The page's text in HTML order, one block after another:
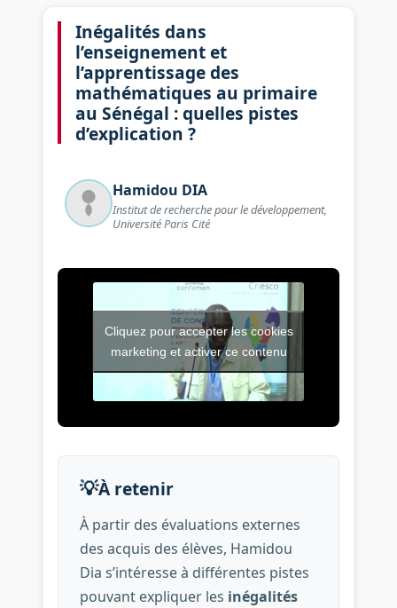
Inégalités dans
l’enseignement et
l’apprentissage des
mathématiques au primaire
au Sénégal : quelles pistes
d’explication ?
Hamidou DIA
Institut de recherche pour le développement,
Université Paris Cité
Vidéo de l’intervention :
Cliquez pour accepter les cookies
marketing et activer ce contenu
💡À retenir
À partir des évaluations externes
des acquis des élèves, Hamidou
Dia s’intéresse à différentes pistes
pouvant expliquer les inégalités